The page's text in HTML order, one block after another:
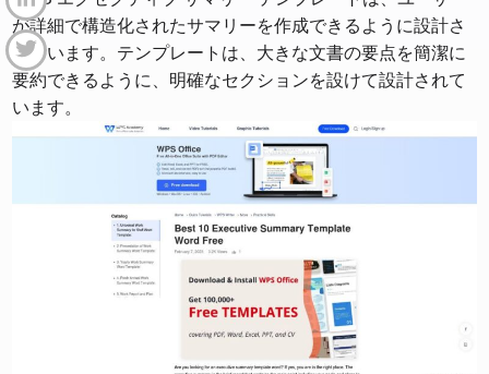
が詳細で構造化されたサマリーを作成できるように設計さ
れています。テンプレートは、大きな文書の要点を簡潔に
要約できるように、明確なセクションを設けて設計されて
います。